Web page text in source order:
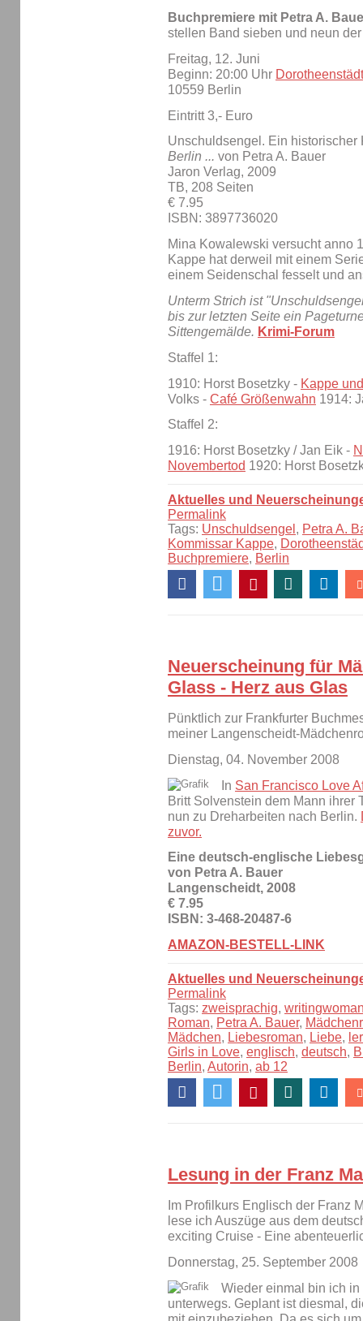
Buchpremiere mit Petra A.
stellen Band sieben und neun
Freitag, 12. Juni
Beginn: 20:00 Uhr
10559 Berlin
Eintritt 3,- Euro
Unschuldsengel. Ein
Berlin ... von Petra A. Bauer
Jaron Verlag, 2009
TB, 208 Seiten
€ 7.95
ISBN: 3897736020
Mina Kowalewski versucht anno
Kappe hat derweil mit einem
einem Seidenschal fesselt und
Unterm Strich ist
bis zur letzten Seite ein
Sittengemälde. Krimi-Forum
Staffel 1:
1910: Horst Bosetzky - Kappe
Volks - Café Größenwahn 1914:
Staffel 2:
1916: Horst Bosetzky / Jan Eik -
Novembertod 1920: Horst
Aktuelles und
Permalink
Tags: Unschuldsengel , Petra A.
Kommissar Kappe,
Buchpremiere, Berlin
Neuerscheinung für
Glass - Herz aus Glas
Pünktlich zur Frankfurter
meiner Langenscheidt-
Dienstag, 04. November 2008
In San Francisco Love
Britt Solvenstein dem Mann ihrer
nun zu Dreharbeiten nach Berlin.
zuvor.
Eine deutsch-englische
von Petra A. Bauer
Langenscheidt, 2008
€ 7.95
ISBN: 3-468-20487-6
AMAZON-BESTELL-LINK
Aktuelles und
Permalink
Tags: zweisprachig,
Roman, Petra A. Bauer,
Mädchen, Liebesroman, Liebe,
Girls in Love, englisch, deutsch,
Berlin, Autorin, ab 12
Lesung in der Franz
Im Profilkurs Englisch der Franz
lese ich Auszüge aus dem
exciting Cruise - Eine
Donnerstag, 25. September 2008
Wieder einmal bin ich
unterwegs. Geplant ist diesmal,